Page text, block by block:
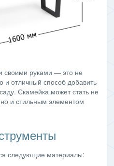
своими руками — это не
и отличный способ добавить
Скамейка может стать не
и стильным элементом
следующие материалы: